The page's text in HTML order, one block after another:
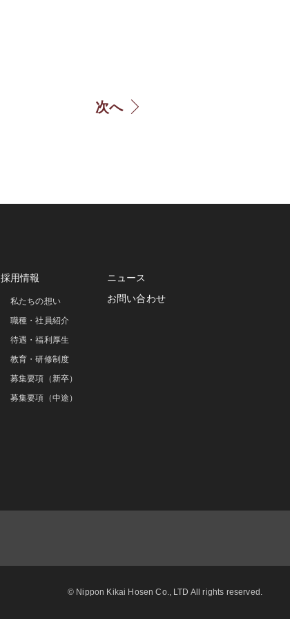
次へ
採用情報
私たちの想い
職種・社員紹介
待遇・福利厚生
教育・研修制度
募集要項（新卒）
募集要項（中途）
ニュース
お問い合わせ
© Nippon Kikai Hosen Co., LTD All rights reserved.